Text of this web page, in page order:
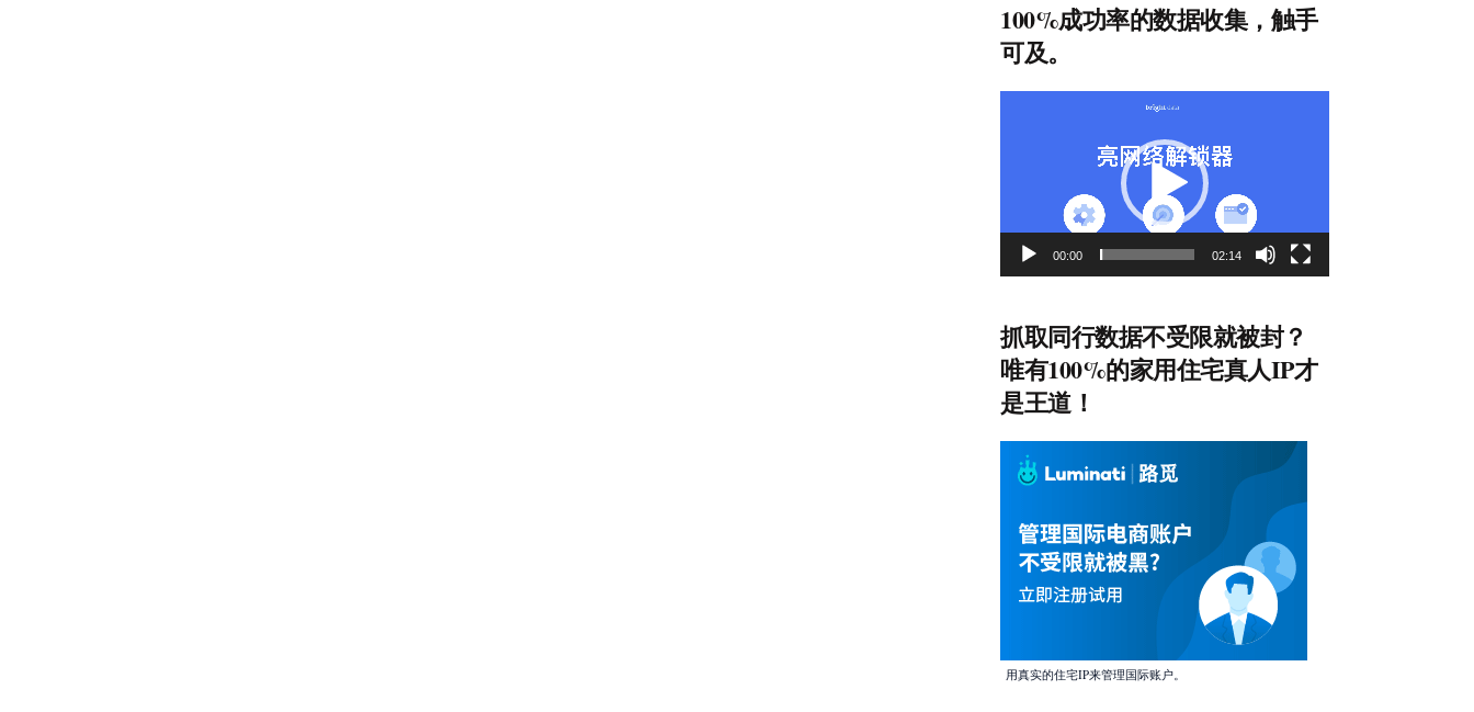
100%成功率的数据收集，触手
可及。
器
00:00 02:14
抓取同行数据不受限就被封？
唯有100%的家用住宅真人IP才
是王道！
用真实的住宅IP来管理国际账户。